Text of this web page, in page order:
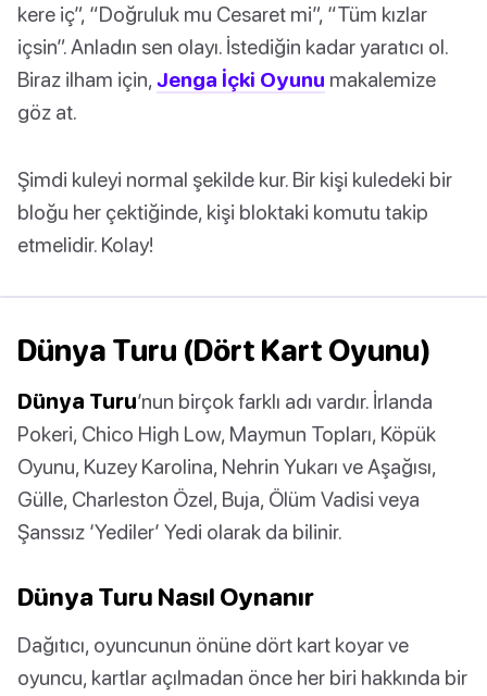
kere iç”, “Doğruluk mu Cesaret mi”, “Tüm kızlar
içsin”. Anladın sen olayı. İstediğin kadar yaratıcı ol.
Biraz ilham için, Jenga İçki Oyunu makalemize
göz at.
Şimdi kuleyi normal şekilde kur. Bir kişi kuledeki bir
bloğu her çektiğinde, kişi bloktaki komutu takip
etmelidir. Kolay!
Dünya Turu (Dört Kart Oyunu)
Dünya Turu’nun birçok farklı adı vardır. İrlanda
Pokeri, Chico High Low, Maymun Topları, Köpük
Oyunu, Kuzey Karolina, Nehrin Yukarı ve Aşağısı,
Gülle, Charleston Özel, Buja, Ölüm Vadisi veya
Şanssız ‘Yediler’ Yedi olarak da bilinir.
Dünya Turu Nasıl Oynanır
Dağıtıcı, oyuncunun önüne dört kart koyar ve
oyuncu, kartlar açılmadan önce her biri hakkında bir